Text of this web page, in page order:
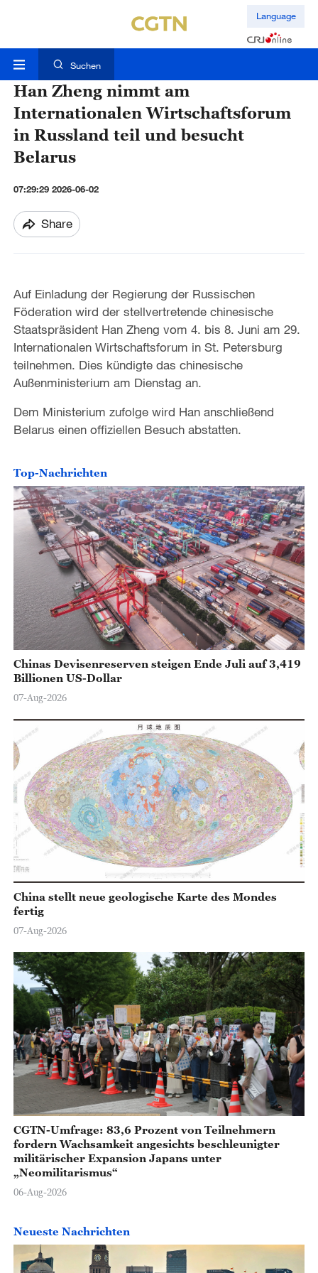
Language
Suchen
Han Zheng nimmt am
Internationalen Wirtschaftsforum
in Russland teil und besucht
Belarus
07:29:29 2026-06-02
Share
Auf Einladung der Regierung der Russischen
Föderation wird der stellvertretende chinesische
Staatspräsident Han Zheng vom 4. bis 8. Juni am 29.
Internationalen Wirtschaftsforum in St. Petersburg
teilnehmen. Dies kündigte das chinesische
Außenministerium am Dienstag an.
Dem Ministerium zufolge wird Han anschließend
Belarus einen offiziellen Besuch abstatten.
Top-Nachrichten
Chinas Devisenreserven steigen Ende Juli auf 3,419
Billionen US-Dollar
07-Aug-2026
China stellt neue geologische Karte des Mondes
fertig
07-Aug-2026
CGTN-Umfrage: 83,6 Prozent von Teilnehmern
fordern Wachsamkeit angesichts beschleunigter
militärischer Expansion Japans unter
„Neomilitarismus“
06-Aug-2026
Neueste Nachrichten